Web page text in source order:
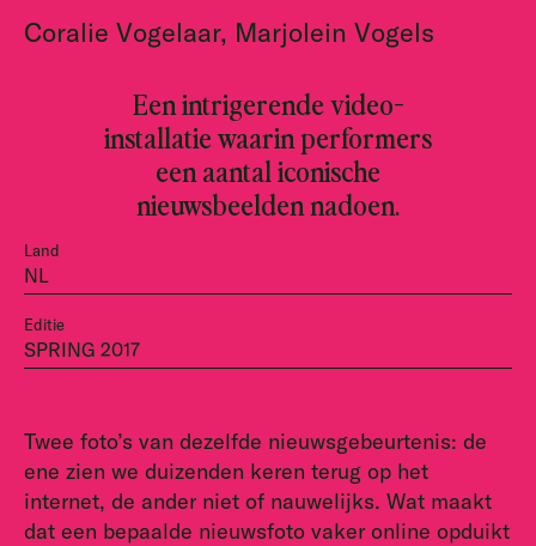
Coralie Vogelaar, Marjolein Vogels
Land
NL
Editie
SPRING 2017
Een intrigerende video-
installatie waarin performers
een aantal iconische
nieuwsbeelden nadoen.
Twee foto’s van dezelfde nieuwsgebeurtenis: de
ene zien we duizenden keren terug op het
internet, de ander niet of nauwelijks. Wat maakt
dat een bepaalde nieuwsfoto vaker online opduikt